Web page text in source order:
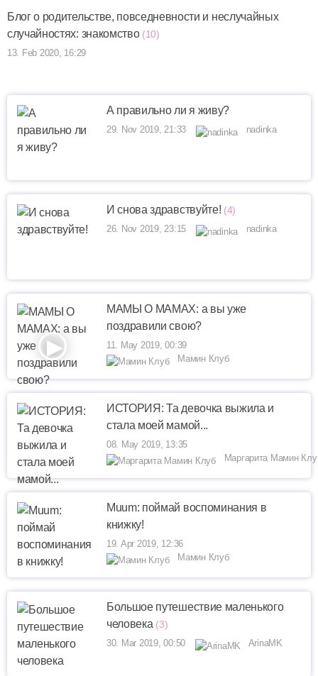
Блог о родительстве, повседневности и неслучайных
случайностях: знакомство (10)
13. Feb 2020, 16:29
А правильно ли я живу?
29. Nov 2019, 21:33 nadinka
И снова здравствуйте! (4)
26. Nov 2019, 23:15 nadinka
МАМЫ О МАМАХ: а вы уже
поздравили свою?
11. May 2019, 00:39
Мамин Клуб
ИСТОРИЯ: Та девочка выжила и
стала моей мамой...
08. May 2019, 13:35
Маргарита Мамин
Muum: поймай воспоминания в
книжку!
19. Apr 2019, 12:36
Мамин Клуб
Большое путешествие маленького
человека (3)
30. Mar 2019, 00:50 ArinaMK